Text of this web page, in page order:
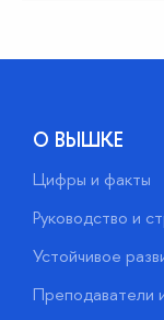
О ВЫШКЕ
Цифры и факты
Руководство и
Устойчивое
Преподаватели